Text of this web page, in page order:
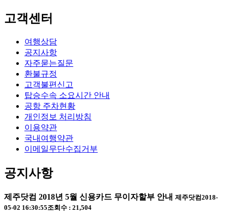
고객센터
여행상담
공지사항
자주묻는질문
환불규정
고객불편신고
탑승수속 소요시간 안내
공항 주차현황
개인정보 처리방침
이용약관
국내여행약관
이메일무단수집거부
공지사항
제주닷컴 2018년 5월 신용카드 무이자할부 안내 제주닷컴 2018-
05-02 16:30:55조회수 : 21,504